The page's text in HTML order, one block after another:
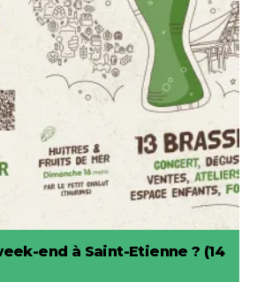
end à Saint-Etienne ? (14